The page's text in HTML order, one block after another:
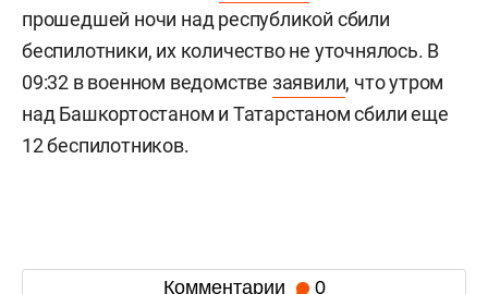
прошедшей ночи над республикой сбили
беспилотники, их количество не уточнялось. В
09:32 в военном ведомстве заявили, что утром
над Башкортостаном и Татарстаном сбили еще
12 беспилотников.
Комментарии 0